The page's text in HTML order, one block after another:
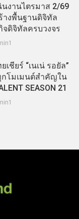
นงานไตรมาส 2/69
างพื้นฐานดิจิทัล
ดิจิทัลครบวงจร
ชียร์ “เนเน่ รอยัล”
โมเมนต์สำคัญใน
SEASON 21